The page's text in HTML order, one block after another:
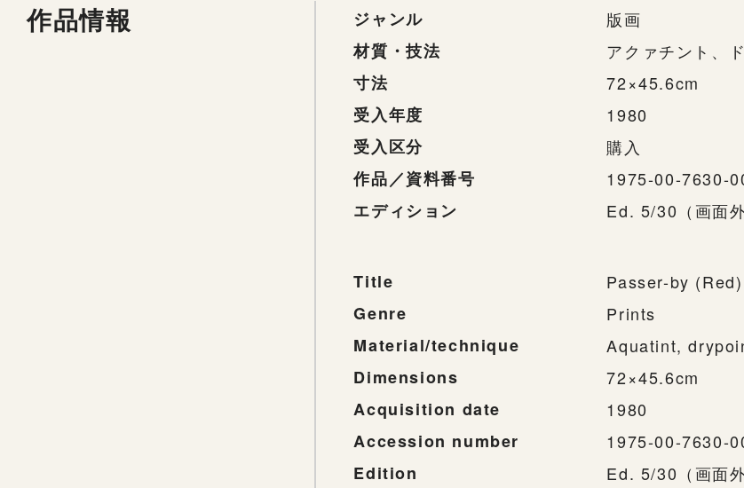
作品情報 ジャンル
版画
材質・技法
アクァチント、
寸法
72×45.6cm
受入年度
1980
受入区分
購入
作品／資料番号
1975-00-7630-
エディション
Ed. 5/30（画面外
Title
Passer-by (Red)
Genre
Prints
Material/technique
Aquatint,
Dimensions
72×45.6cm
Acquisition date
1980
Accession number
1975-00-7630-
Edition
Ed. 5/30（画面外